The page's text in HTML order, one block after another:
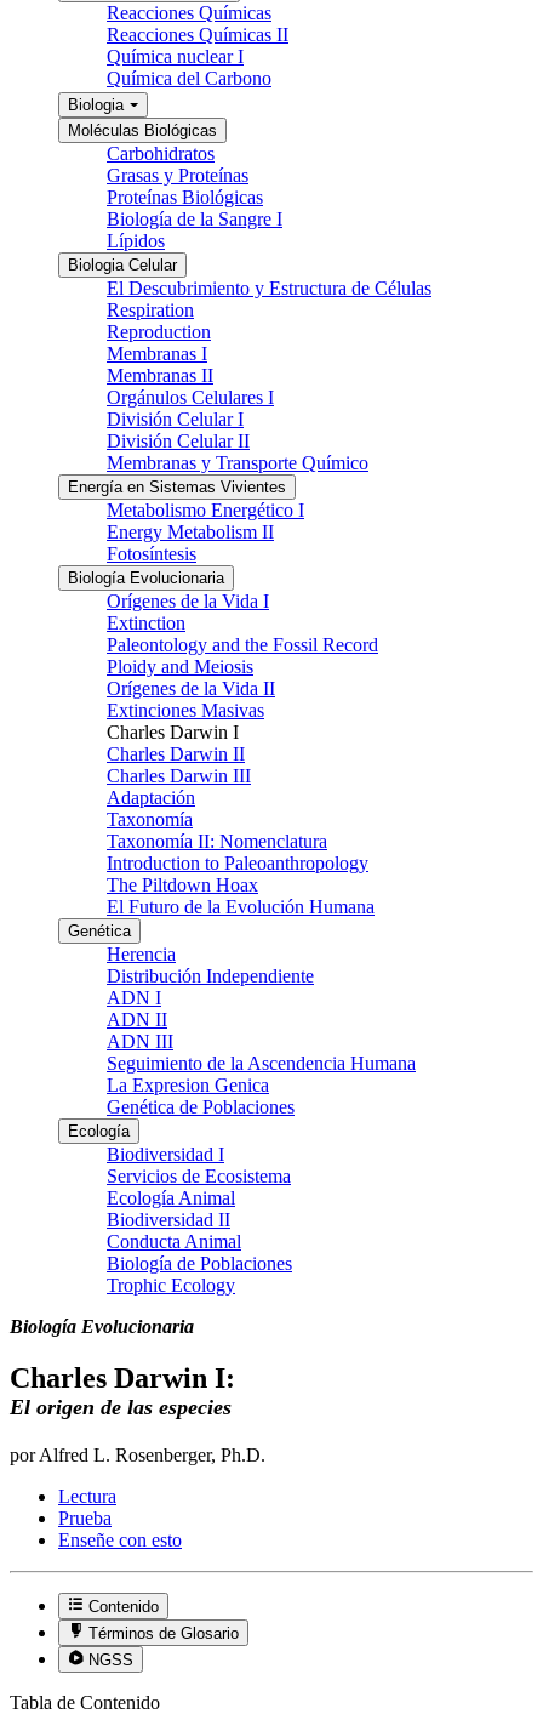
Reacciones Químicas
Reacciones Químicas II
Química nuclear I
Química del Carbono
Biologia
Moléculas Biológicas
Carbohidratos
Grasas y Proteínas
Proteínas Biológicas
Biología de la Sangre I
Lípidos
Biologia Celular
El Descubrimiento y Estructura de Células
Respiration
Reproduction
Membranas I
Membranas II
Orgánulos Celulares I
División Celular I
División Celular II
Membranas y Transporte Químico
Energía en Sistemas Vivientes
Metabolismo Energético I
Energy Metabolism II
Fotosíntesis
Biología Evolucionaria
Orígenes de la Vida I
Extinction
Paleontology and the Fossil Record
Ploidy and Meiosis
Orígenes de la Vida II
Extinciones Masivas
Charles Darwin I
Charles Darwin II
Charles Darwin III
Adaptación
Taxonomía
Taxonomía II: Nomenclatura
Introduction to Paleoanthropology
The Piltdown Hoax
El Futuro de la Evolución Humana
Genética
Herencia
Distribución Independiente
ADN I
ADN II
ADN III
Seguimiento de la Ascendencia Humana
La Expresion Genica
Genética de Poblaciones
Ecología
Biodiversidad I
Servicios de Ecosistema
Ecología Animal
Biodiversidad II
Conducta Animal
Biología de Poblaciones
Trophic Ecology
Biología Evolucionaria
Charles Darwin I:
El origen de las especies
por Alfred L. Rosenberger, Ph.D.
Lectura
Prueba
Enseñe con esto
Contenido
Términos de Glosario
NGSS
Tabla de Contenido